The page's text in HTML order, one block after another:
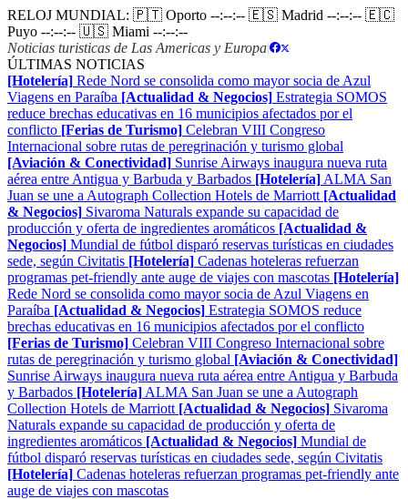
RELOJ MUNDIAL: 🇵🇹 Oporto --:--:-- 🇪🇸 Madrid --:--:-- 🇪🇨
Puyo --:--:-- 🇺🇸 Miami --:--:--
Noticias turisticas de Las Americas y Europa|
ÚLTIMAS NOTICIAS
[Hotelería] Rede Nord se consolida como mayor socia de Azul
Viagens en Paraíba [Actualidad & Negocios] Estrategia SOMOS
reduce brechas educativas en 16 municipios afectados por el
conflicto [Ferias de Turismo] Celebran VIII Congreso
Internacional sobre rutas de peregrinación y turismo global
[Aviación & Conectividad] Sunrise Airways inaugura nueva ruta
aérea entre Antigua y Barbuda y Barbados [Hotelería] ALMA San
Juan se une a Autograph Collection Hotels de Marriott [Actualidad
& Negocios] Sivaroma Naturals expande su capacidad de
producción y oferta de ingredientes aromáticos [Actualidad &
Negocios] Mundial de fútbol disparó reservas turísticas en ciudades
sede, según Civitatis [Hotelería] Cadenas hoteleras refuerzan
programas pet-friendly ante auge de viajes con mascotas [Hotelería]
Rede Nord se consolida como mayor socia de Azul Viagens en
Paraíba [Actualidad & Negocios] Estrategia SOMOS reduce
brechas educativas en 16 municipios afectados por el conflicto
[Ferias de Turismo] Celebran VIII Congreso Internacional sobre
rutas de peregrinación y turismo global [Aviación & Conectividad]
Sunrise Airways inaugura nueva ruta aérea entre Antigua y Barbuda
y Barbados [Hotelería] ALMA San Juan se une a Autograph
Collection Hotels de Marriott [Actualidad & Negocios] Sivaroma
Naturals expande su capacidad de producción y oferta de
ingredientes aromáticos [Actualidad & Negocios] Mundial de
fútbol disparó reservas turísticas en ciudades sede, según Civitatis
[Hotelería] Cadenas hoteleras refuerzan programas pet-friendly ante
auge de viajes con mascotas